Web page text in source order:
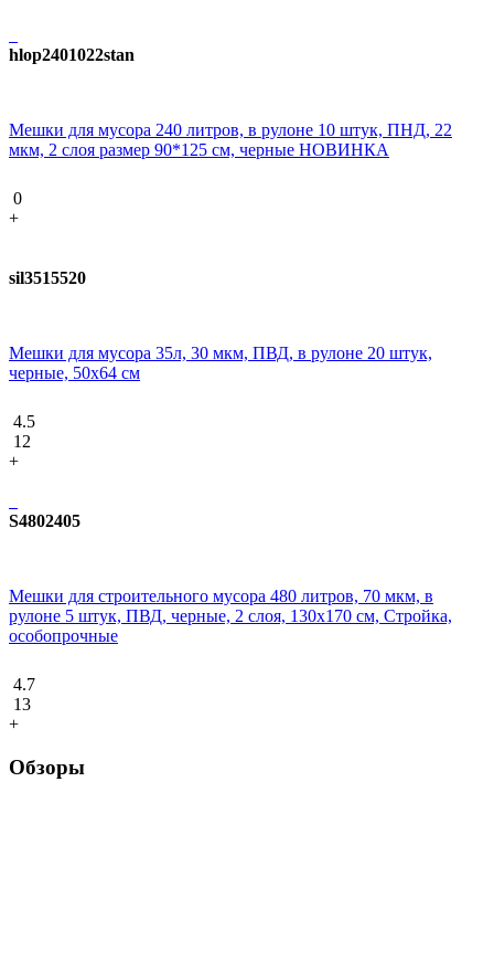
hlop2401022stan
Мешки для мусора 240 литров, в рулоне 10 штук, ПНД, 22
мкм, 2 слоя размер 90*125 см, черные НОВИНКА
0
+
sil3515520
Мешки для мусора 35л, 30 мкм, ПВД, в рулоне 20 штук,
черные, 50х64 см
4.5
12
+
S4802405
Мешки для строительного мусора 480 литров, 70 мкм, в
рулоне 5 штук, ПВД, черные, 2 слоя, 130x170 см, Стройка,
особопрочные
4.7
13
+
Обзоры